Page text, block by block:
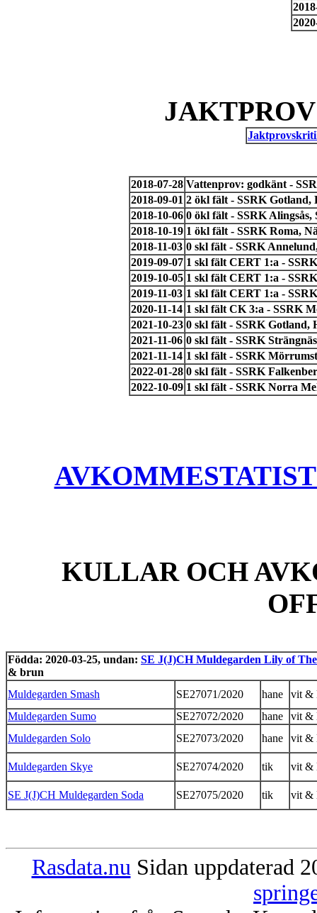
2018-07-28 Vattenprov: godkänt -
2018-09-01 2 ökl fält - SSRK Gotland,
2018-10-06 0 ökl fält - SSRK Alingsås,
2018-10-19 1 ökl fält - SSRK Roma,
2018-11-03 0 skl fält - SSRK
2019-09-07 1 skl fält CERT 1:a -
2019-10-05 1 skl fält CERT 1:a -
2019-11-03 1 skl fält CERT 1:a -
2020-11-14 1 skl fält CK 3:a - SSRK
2021-10-23 0 skl fält - SSRK Gotland,
2021-11-06 0 skl fält - SSRK
2021-11-14 1 skl fält - SSRK
2022-01-28 0 skl fält - SSRK
2022-10-09 1 skl fält - SSRK Norra
KULLAR OCH
Födda: 2020-03-25, undan: SE J(J)CH Muldegarden Lily of
& brun
Muldegarden Smash
SE27071/2020 hane
vit &
Muldegarden Sumo
SE27072/2020 hane
vit &
Muldegarden Solo
SE27073/2020 hane vit &
Muldegarden Skye SE27074/2020 tik vit &
SE J(J)CH Muldegarden Soda SE27075/2020 tik vit &
Rasdata.nu Sidan uppdaterad